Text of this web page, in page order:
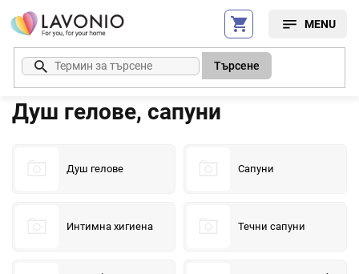
Преминаване
към
съдържанието
Търсене
Душ гелове, сапуни
Душ гелове Сапуни
Интимна хигиена Течни сапуни